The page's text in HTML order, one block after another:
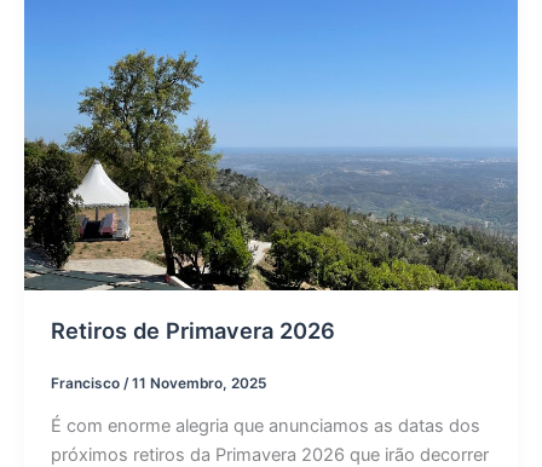
Retiros de Primavera 2026
Francisco /11 Novembro, 2025
É com enorme alegria que anunciamos as datas dos
próximos retiros da Primavera 2026 que irão decorrer